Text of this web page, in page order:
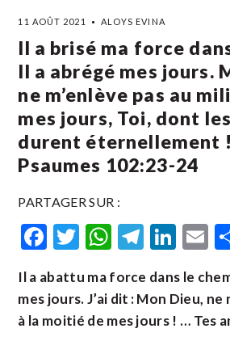
11 AOÛT 2021 ALOYS EVINA
Il a brisé ma force
Il a abrégé mes jours.
ne m’enlève pas au
mes jours, Toi, dont
durent éternellement !
Psaumes 102:23-24
PARTAGER SUR :
Facebook
Twitter
Il a abattu ma force dans le
mes jours. J’ai dit : Mon Dieu, ne
à la moitié de mes jours ! … Tes